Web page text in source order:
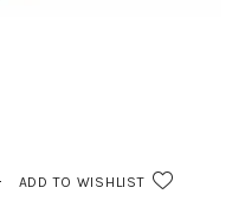
ADD TO WISHLIST